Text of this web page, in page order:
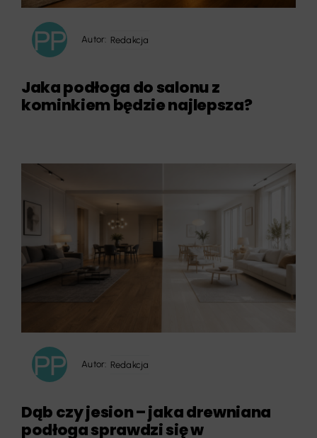
Autor: Redakcja
Jaka podłoga do salonu z
kominkiem będzie najlepsza?
Autor: Redakcja
Dąb czy jesion – jaka drewniana
podłoga sprawdzi się w